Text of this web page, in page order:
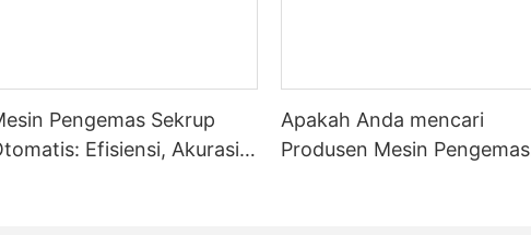
Pengemas Sekrup
Efisiensi, Akurasi,
Apakah Anda mencari
Produsen Mesin Pengemas